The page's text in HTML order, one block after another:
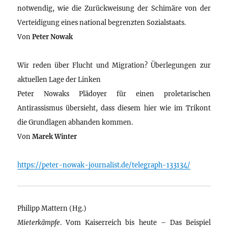
notwendig, wie die Zurückweisung der Schimäre von der
Verteidigung eines national begrenzten Sozialstaats.
VonPeter Nowak
Wir reden über Flucht und Migration? Überlegungen zur
aktuellen Lage der Linken
Peter Nowaks Plädoyer für einen proletarischen
Antirassismus übersieht, dass diesem hier wie im Trikont
die Grundlagen abhanden kommen.
VonMarek Winter
https://peter-nowak-journalist.de/telegraph-133134/
Philipp Mattern (Hg.)
Mieterkämpfe. Vom Kaiserreich bis heute – Das Beispiel